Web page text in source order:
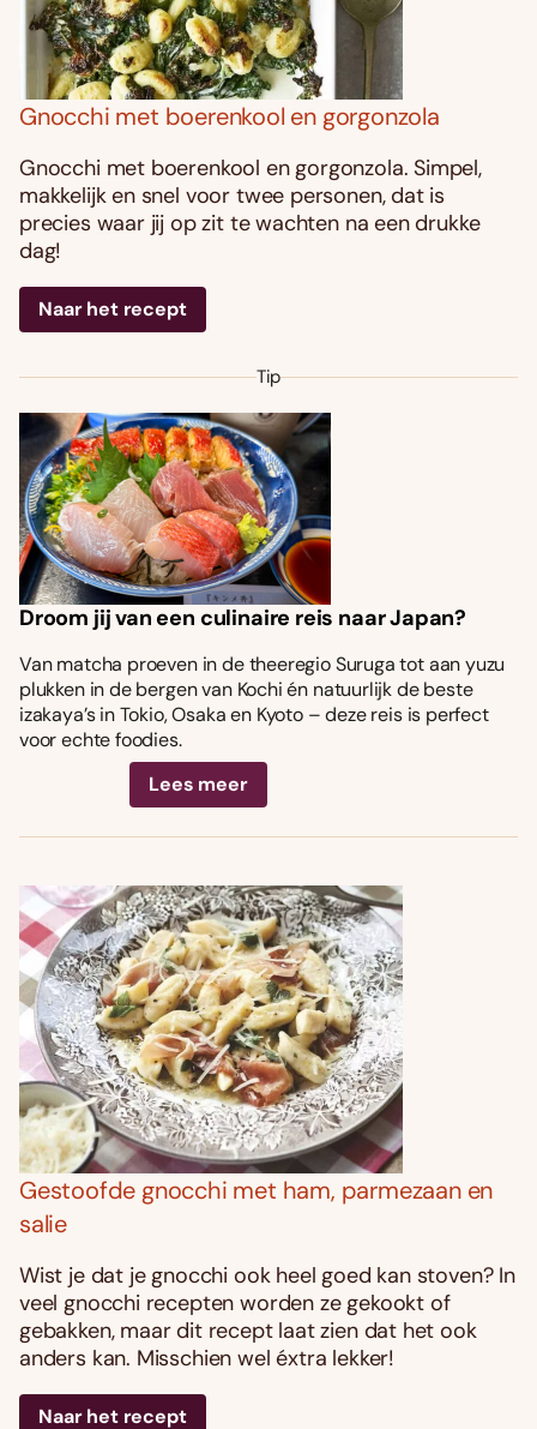
Gnocchi met boerenkool en gorgonzola
Gnocchi met boerenkool en gorgonzola. Simpel,
makkelijk en snel voor twee personen, dat is
precies waar jij op zit te wachten na een drukke
dag!
Naar het recept
Tip
Droom jij van een culinaire reis naar Japan?
Van matcha proeven in de theeregio Suruga tot aan yuzu
plukken in de bergen van Kochi én natuurlijk de beste
izakaya’s in Tokio, Osaka en Kyoto – deze reis is perfect
voor echte foodies.
Lees meer
Gestoofde gnocchi met ham, parmezaan en
salie
Wist je dat je gnocchi ook heel goed kan stoven? In
veel gnocchi recepten worden ze gekookt of
gebakken, maar dit recept laat zien dat het ook
anders kan. Misschien wel éxtra lekker!
Naar het recept